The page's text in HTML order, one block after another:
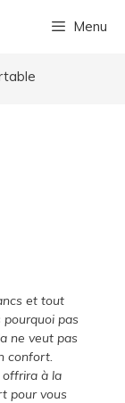
Menu
et tout
pas
ne veut pas
confort.
offrira à la
pour vous